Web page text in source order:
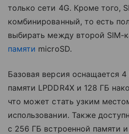
только сети 4G. Кроме того,
комбинированный, то есть
выбирать между второй SIM-
памяти microSD.
Базовая версия оснащается
памяти LPDDR4X и 128 ГБ
что может стать узким
использовании. Также
с 256 ГБ встроенной памяти